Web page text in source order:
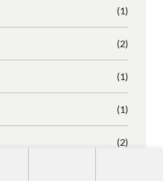
(1)
(2)
(1)
(1)
(2)